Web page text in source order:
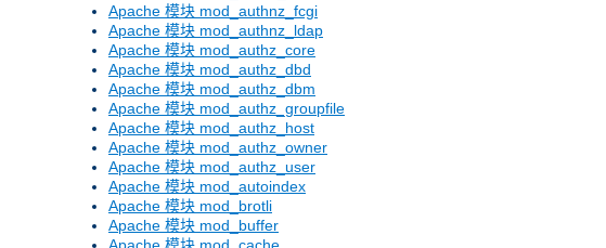
Apache 模块 mod_authnz_fcgi
Apache 模块 mod_authnz_ldap
Apache 模块 mod_authz_core
Apache 模块 mod_authz_dbd
Apache 模块 mod_authz_dbm
Apache 模块 mod_authz_groupfile
Apache 模块 mod_authz_host
Apache 模块 mod_authz_owner
Apache 模块 mod_authz_user
Apache 模块 mod_autoindex
Apache 模块 mod_brotli
Apache 模块 mod_buffer